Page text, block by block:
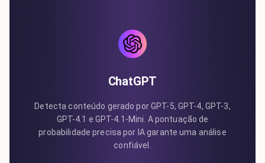
ChatGPT
Detecta conteúdo gerado por GPT-5, GPT-4, GPT-3,
GPT-4.1 e GPT-4.1-Mini. A pontuação de
probabilidade precisa por IA garante uma análise
confiável.